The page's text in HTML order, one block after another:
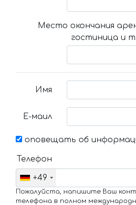
Место окончания
гостиница и
Имя
Е-маил
оповещать об
Телефон
+49
Пожалуйста, напишите Ваш
телефона в полном